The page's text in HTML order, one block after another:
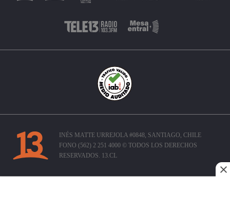
INÉS MATTE URREJOLA #0848, SANTIAGO, CHILE
FONO (562) 2 251 4000 © TODOS LOS DERECHOS
RESERVADOS. 13.CL